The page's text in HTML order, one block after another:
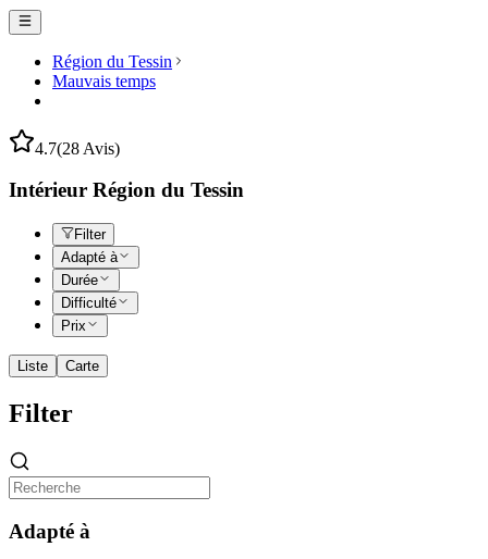
Région du Tessin
Mauvais temps
4.7(28 Avis)
Intérieur Région du Tessin
Filter
Adapté à
Durée
Difficulté
Prix
Liste Carte
Filter
Adapté à